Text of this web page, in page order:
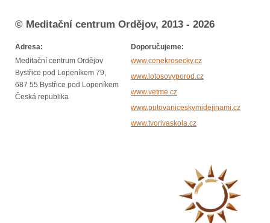
© Meditační centrum Ordějov, 2013 - 2026
Adresa:
Meditační centrum Ordějov
Bystřice pod Lopeníkem 79,
687 55 Bystřice pod Lopeníkem
Česká republika
Doporučujeme:
www.cenekrosecky.cz
www.lotosovyporod.cz
www.vetme.cz
www.putovaniceskymidejinami.cz
www.tvorivaskola.cz